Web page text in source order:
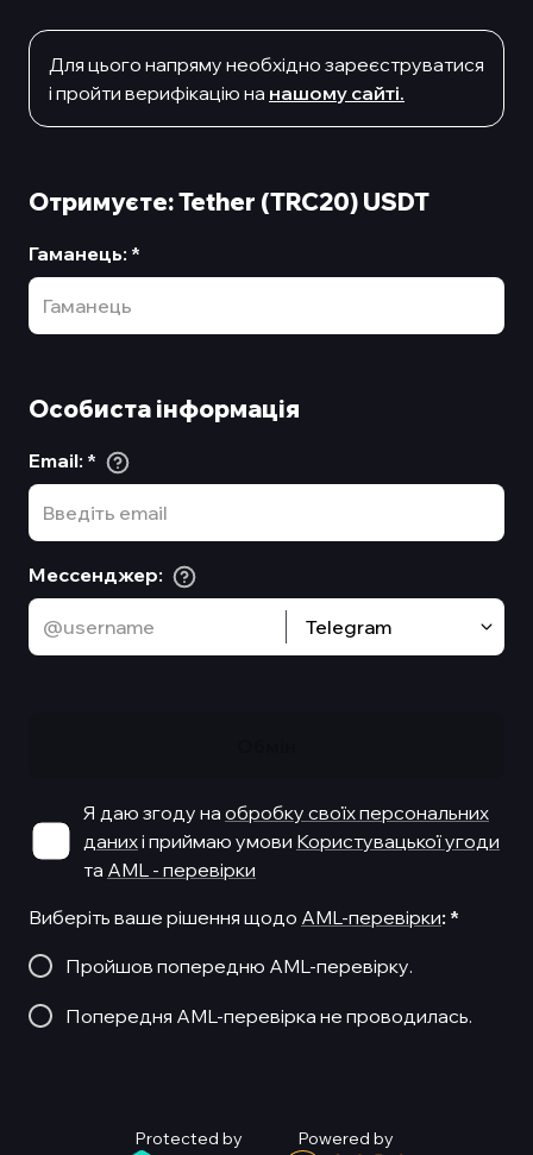
Для цього напряму необхiдно зареєструватися
i пройти верифiкацiю на нашому сайтi.
Отримуєте: Tether (TRC20) USDT
Гаманець: *
Особиста інформація
Email: *
Мессенджер:
Telegram
Я даю згоду на обробку своїх персональних
данихі приймаю умови Користувацької угоди
та AML - перевірки
Виберіть ваше рішення щодо AML-перевірки: *
Пройшов попередню AML-перевірку.
Попередня AML-перевірка не проводилась.
Protected by Powered by